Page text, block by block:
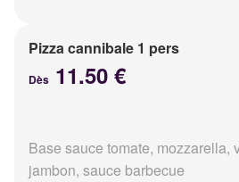
Pizza cannibale 1 pers
Dès 11.50 €
Base sauce tomate, mozzarella,
jambon, sauce barbecue